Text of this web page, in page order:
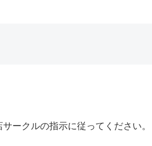
ークルの指示に従ってください。